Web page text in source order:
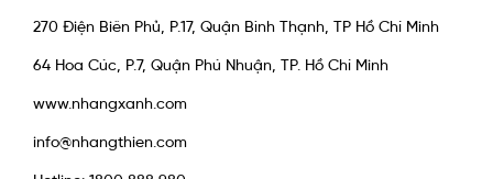
270 Điện Biên Phủ, P.17, Quận Bình Thạnh, TP Hồ Chí Minh
64 Hoa Cúc, P.7, Quận Phú Nhuận, TP. Hồ Chí Minh
www.nhangxanh.com
info@nhangthien.com